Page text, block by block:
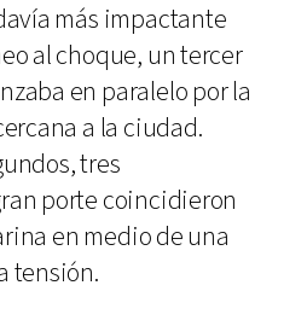
más impactante
al choque, un tercer
en paralelo por la
a la ciudad.
tres
porte coincidieron
en medio de una
tensión.